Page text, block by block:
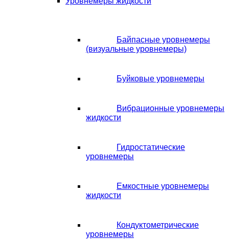
Байпасные уровнемеры
(визуальные уровнемеры)
Буйковые уровнемеры
Вибрационные уровнемеры
жидкости
Гидростатические
уровнемеры
Емкостные уровнемеры
жидкости
Кондуктометрические
уровнемеры